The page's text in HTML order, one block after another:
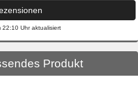
Uhr aktualisiert
Produkt